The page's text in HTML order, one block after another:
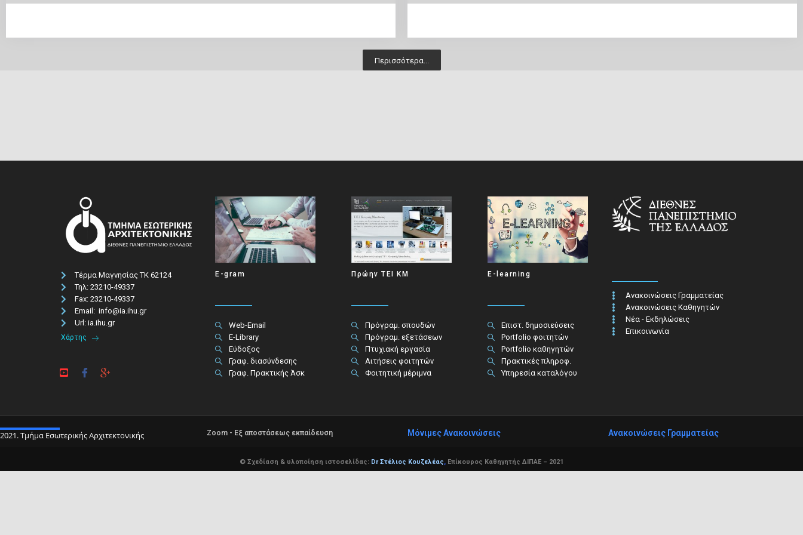
Περισσότερα...
Τέρμα Μαγνησίας ΤΚ 62124
Τηλ: 23210-49337​
Fax: 23210-49337
Email: info@ia.ihu.gr
Url: ia.ihu.gr
Χάρτης
E-gram
Web-Email
E-Library
Εύδοξος
Γραφ. διασύνδεσης
Γραφ. Πρακτικής Άσκ
Πρώην ΤΕΙ ΚΜ
Πρόγραμ. σπουδών
Πρόγραμ. εξετάσεων
Πτυχιακή εργασία
Αιτήσεις φοιτητών
Φοιτητική μέριμνα
E-learning
Επιστ. δημοσιεύσεις
Portfolio φοιτητών
Portfolio καθηγητών
Πρακτικές πληροφ.​
Υπηρεσία καταλόγου
Ανακοινώσεις Γραμματείας
Ανακοινώσεις Καθηγητών
Νέα - Εκδηλώσεις
Επικοινωνία
2021. Τμήμα Εσωτερικής Αρχιτεκτονικής Zoom - Εξ αποστάσεως εκπαίδευση Μόνιμες Ανακοινώσεις Ανακοινώσεις Γραμματείας
© Σχεδίαση & υλοποίηση ιστοσελίδας: Dr Στέλιος Κουζελέας Επίκουρος Καθηγητής ΔΙΠΑΕ – 2021